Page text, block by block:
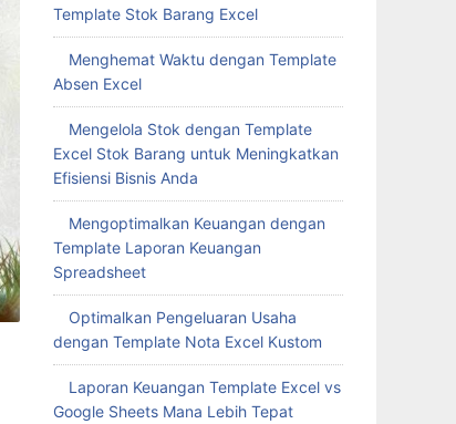
Template Stok Barang Excel
Menghemat Waktu dengan Template
Absen Excel
Mengelola Stok dengan Template
Excel Stok Barang untuk Meningkatkan
Efisiensi Bisnis Anda
Mengoptimalkan Keuangan dengan
Template Laporan Keuangan
Spreadsheet
Optimalkan Pengeluaran Usaha
dengan Template Nota Excel Kustom
Laporan Keuangan Template Excel vs
Google Sheets Mana Lebih Tepat